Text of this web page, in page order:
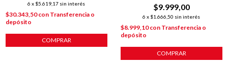
6 x $5.619,17 sin interés
$30.343,50con Transferencia o
depósito
$9.999,00
6 x $1.666,50 sin interés
$8.999,10con Transferencia o
depósito
COMPRAR